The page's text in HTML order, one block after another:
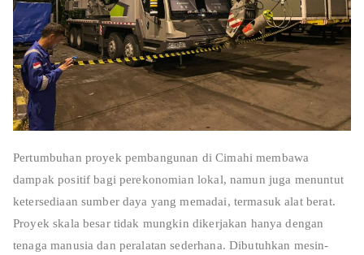
Pertumbuhan proyek pembangunan di Cimahi membawa
dampak positif bagi perekonomian lokal, namun juga menuntut
ketersediaan sumber daya yang memadai, termasuk alat berat.
Proyek skala besar tidak mungkin dikerjakan hanya dengan
tenaga manusia dan peralatan sederhana. Dibutuhkan mesin-